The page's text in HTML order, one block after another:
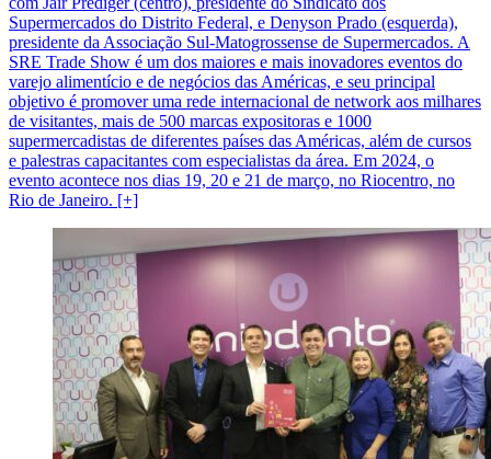
Supermercados do Distrito Federal, e Denyson Prado (esquerda),
presidente da Associação Sul-Matogrossense de Supermercados. A
SRE Trade Show é um dos maiores e mais inovadores eventos do
varejo alimentício e de negócios das Américas, e seu principal
objetivo é promover uma rede internacional de network aos milhares
de visitantes, mais de 500 marcas expositoras e 1000
supermercadistas de diferentes países das Américas, além de cursos
e palestras capacitantes com especialistas da área. Em 2024, o
evento acontece nos dias 19, 20 e 21 de março, no Riocentro, no
Rio de Janeiro. [+]